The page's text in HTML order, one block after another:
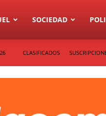
SOCIEDAD
CLASIFICADOS